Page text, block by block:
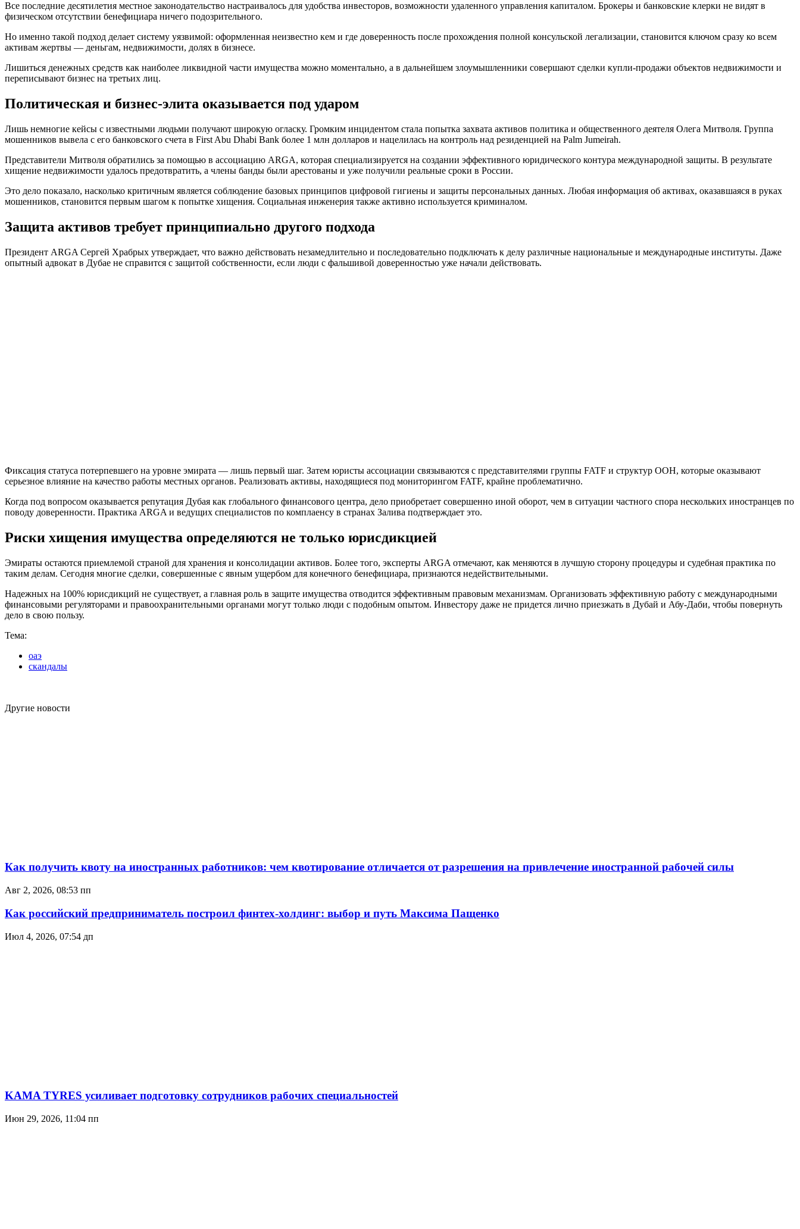
Все последние десятилетия местное законодательство настраивалось для удобства инвесторов, возможности удаленного управления капиталом. Брокеры и банковские клерки не видят в
физическом отсутствии бенефициара ничего подозрительного.
Но именно такой подход делает систему уязвимой: оформленная неизвестно кем и где доверенность после прохождения полной консульской легализации, становится ключом сразу ко всем
активам жертвы — деньгам, недвижимости, долях в бизнесе.
Лишиться денежных средств как наиболее ликвидной части имущества можно моментально, а в дальнейшем злоумышленники совершают сделки купли-продажи объектов недвижимости и
переписывают бизнес на третьих лиц.
Политическая и бизнес-элита оказывается под ударом
Лишь немногие кейсы с известными людьми получают широкую огласку. Громким инцидентом стала попытка захвата активов политика и общественного деятеля Олега Митволя. Группа
мошенников вывела с его банковского счета в First Abu Dhabi Bank более 1 млн долларов и нацелилась на контроль над резиденцией на Palm Jumeirah.
Представители Митволя обратились за помощью в ассоциацию ARGA, которая специализируется на создании эффективного юридического контура международной защиты. В результате
хищение недвижимости удалось предотвратить, а члены банды были арестованы и уже получили реальные сроки в России.
Это дело показало, насколько критичным является соблюдение базовых принципов цифровой гигиены и защиты персональных данных. Любая информация об активах, оказавшаяся в руках
мошенников, становится первым шагом к попытке хищения. Социальная инженерия также активно используется криминалом.
Защита активов требует принципиально другого подхода
Президент ARGA Сергей Храбрых утверждает, что важно действовать незамедлительно и последовательно подключать к делу различные национальные и международные институты. Даже
опытный адвокат в Дубае не справится с защитой собственности, если люди с фальшивой доверенностью уже начали действовать.
Фиксация статуса потерпевшего на уровне эмирата — лишь первый шаг. Затем юристы ассоциации связываются с представителями группы FATF и структур ООН, которые оказывают
серьезное влияние на качество работы местных органов. Реализовать активы, находящиеся под мониторингом FATF, крайне проблематично.
Когда под вопросом оказывается репутация Дубая как глобального финансового центра, дело приобретает совершенно иной оборот, чем в ситуации частного спора нескольких иностранцев по
поводу доверенности. Практика ARGA и ведущих специалистов по комплаенсу в странах Залива подтверждает это.
Риски хищения имущества определяются не только юрисдикцией
Эмираты остаются приемлемой страной для хранения и консолидации активов. Более того, эксперты ARGA отмечают, как меняются в лучшую сторону процедуры и судебная практика по
таким делам. Сегодня многие сделки, совершенные с явным ущербом для конечного бенефициара, признаются недействительными.
Надежных на 100% юрисдикций не существует, а главная роль в защите имущества отводится эффективным правовым механизмам. Организовать эффективную работу с международными
финансовыми регуляторами и правоохранительными органами могут только люди с подобным опытом. Инвестору даже не придется лично приезжать в Дубай и Абу-Даби, чтобы повернуть
дело в свою пользу.
Тема:
оаэ
скандалы
Другие новости
Как получить квоту на иностранных работников: чем квотирование отличается от разрешения на привлечение иностранной рабочей силы
Авг 2, 2026, 08:53 пп
Как российский предприниматель построил финтех-холдинг: выбор и путь Максима Пащенко
Июл 4, 2026, 07:54 дп
KAMA TYRES усиливает подготовку сотрудников рабочих специальностей
Июн 29, 2026, 11:04 пп